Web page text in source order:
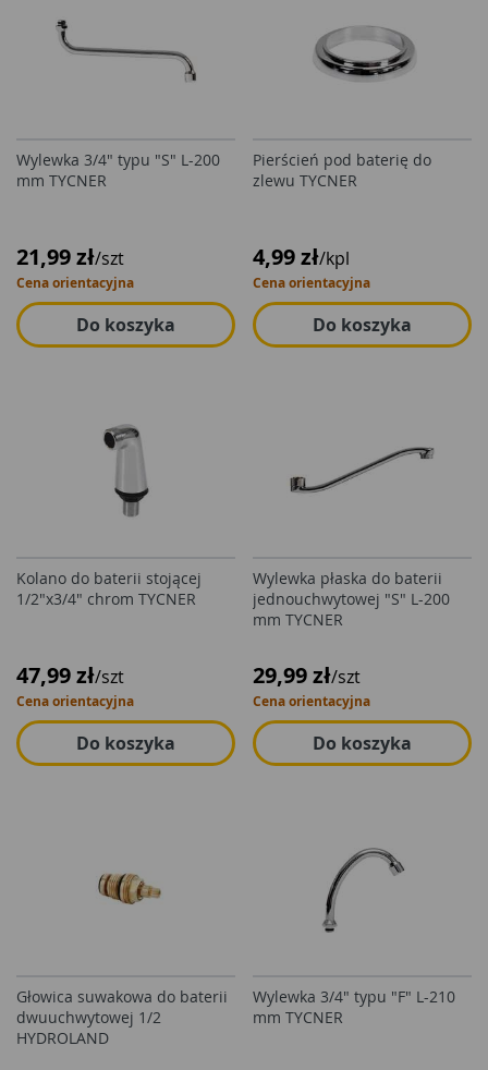
Wylewka 3/4" typu "S" L-200
mm TYCNER
21,99 zł/szt
Cena orientacyjna
Do koszyka
Pierścień pod baterię do
zlewu TYCNER
4,99 zł/kpl
Cena orientacyjna
Do koszyka
Kolano do baterii stojącej
1/2"x3/4" chrom TYCNER
47,99 zł/szt
Cena orientacyjna
Do koszyka
Wylewka płaska do baterii
jednouchwytowej "S" L-200
mm TYCNER
29,99 zł/szt
Cena orientacyjna
Do koszyka
Głowica suwakowa do baterii
dwuuchwytowej 1/2
HYDROLAND
Wylewka 3/4" typu "F" L-210
mm TYCNER